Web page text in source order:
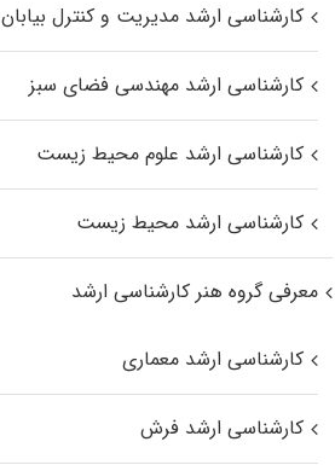
کارشناسی ارشد مدیریت و کنترل بیابان
کارشناسی ارشد مهندسی فضای سبز
کارشناسی ارشد علوم محیط‌ زیست
کارشناسی ارشد محیط زیست
معرفی گروه هنر کارشناسی ارشد
کارشناسی ارشد معماری
کارشناسی ارشد فرش